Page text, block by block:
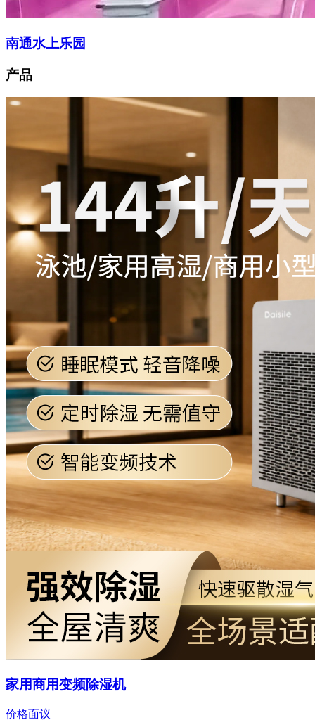
南通水上乐园
产品
家用商用变频除湿机
价格面议